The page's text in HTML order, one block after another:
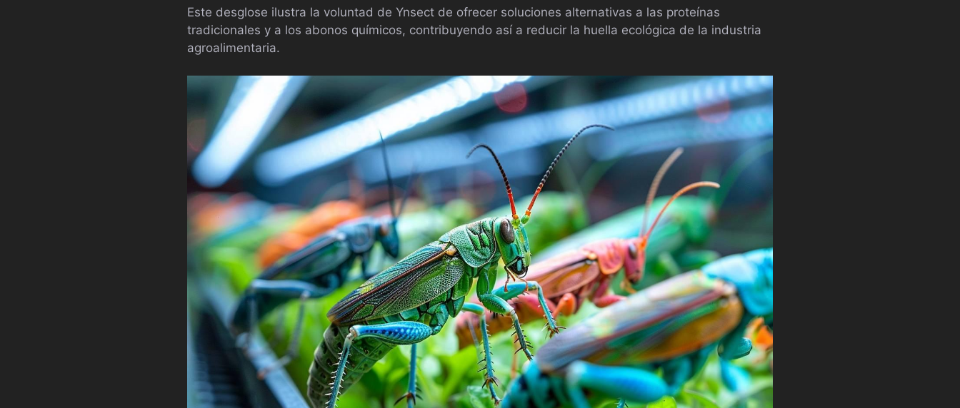
Este desglose ilustra la voluntad de Ynsect de ofrecer soluciones alternativas a las proteínas
tradicionales y a los abonos químicos, contribuyendo así a reducir la huella ecológica de la industria
agroalimentaria.